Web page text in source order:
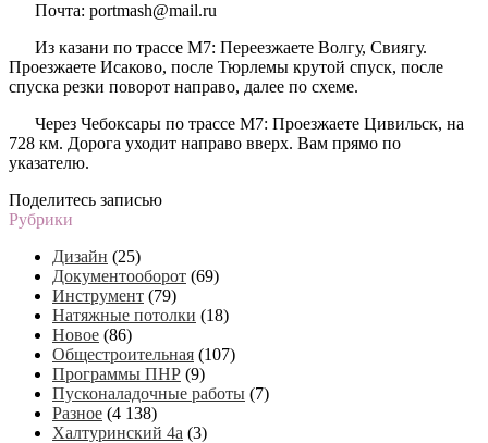
Почта: portmash@mail.ru
Из казани по трассе М7: Переезжаете Волгу, Свиягу.
Проезжаете Исаково, после Тюрлемы крутой спуск, после
спуска резки поворот направо, далее по схеме.
Через Чебоксары по трассе М7: Проезжаете Цивильск, на
728 км. Дорога уходит направо вверх. Вам прямо по
указателю.
Поделитесь записью
Рубрики
Дизайн (25)
Документооборот (69)
Инструмент (79)
Натяжные потолки (18)
Новое (86)
Общестроительная (107)
Программы ПНР (9)
Пусконаладочные работы (7)
Разное (4 138)
Халтуринский 4а (3)